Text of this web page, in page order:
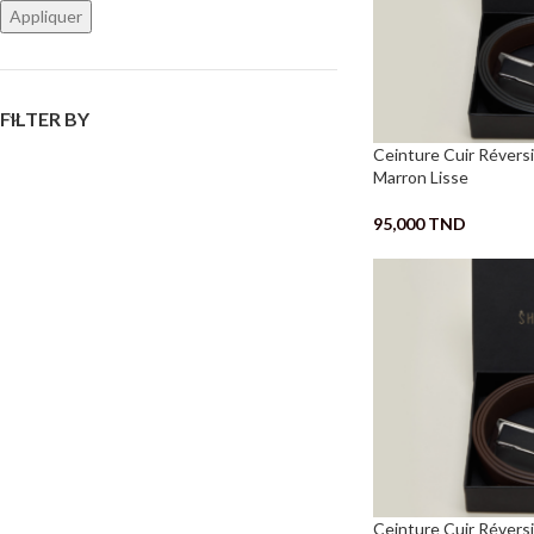
Appliquer
FILTER BY
Ceinture Cuir
Marron Lisse
95,000TND
Ceinture Cuir